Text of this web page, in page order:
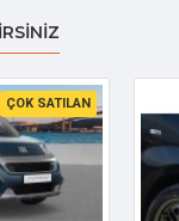
ÇOK SATILAN